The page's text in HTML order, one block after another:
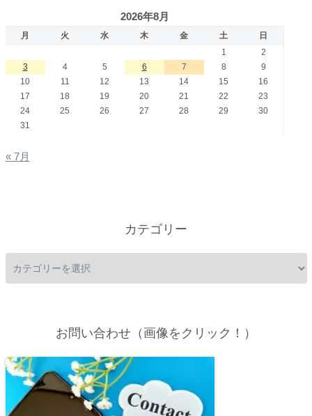
2026年8月
月 火 水 木 金 土
日
1
2
3
4 5 6 7 8
9
10
11 12 13 14 15
16
17
18 19 20 21 22
23
24
25 26 27 28 29
30
31
« 7月
カテゴリー
お問い合わせ（画像をクリック！）